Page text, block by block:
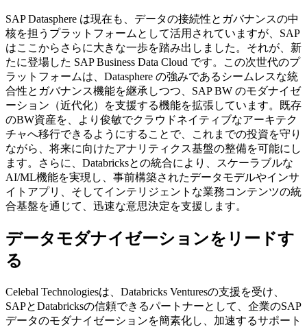
SAP Datasphere は現在も、データの接続性とガバナンスの中
核を担うプラットフォームとして活用されていますが、SAP
はここからさらに大きな一歩を踏み出しました。それが、新
たに登場した SAP Business Data Cloud です。この次世代のプ
ラットフォームは、Datasphere の強みであるシームレスな統
合性とガバナンス機能を継承しつつ、SAP BW のモダナイゼ
ーション（近代化）を支援する機能を拡張しています。既存
のBW資産を、より俊敏でクラウドネイティブなアーキテク
チャへ移行できるようにすることで、これまでの投資を守り
ながら、将来に向けたアナリティクス基盤の整備を可能にし
ます。さらに、Databricksとの統合により、スケーラブルな
AI/ML機能を実現し、事前構築されたデータモデルやインサ
イトアプリ、そしてインテリジェントな業務コンテンツの統
合基盤を通じて、迅速な意思決定を支援します。
データモダナイゼーションをリードす
る
Celebal Technologiesは、Databricks Venturesの支援を受け、
SAPとDatabricksの信頼できるパートナーとして、企業のSAP
データのモダナイゼーションを簡素化し、加速するサポート